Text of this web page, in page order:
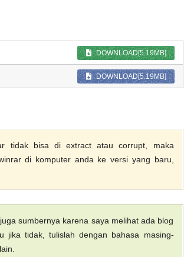
DOWNLOAD[5.19MB]
DOWNLOAD[5.19MB]
tidak bisa di extract atau corrupt, maka
di komputer anda ke versi yang baru,
sumbernya karena saya melihat ada blog
jika tidak, tulislah dengan bahasa masing-